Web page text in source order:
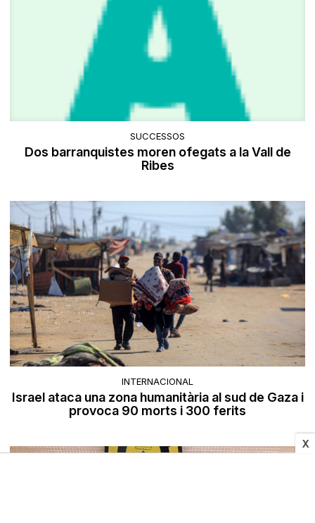
X
SUCCESSOS
Dos barranquistes moren ofegats a la Vall de
Ribes
INTERNACIONAL
Israel ataca una zona humanitària al sud de Gaza i
provoca 90 morts i 300 ferits